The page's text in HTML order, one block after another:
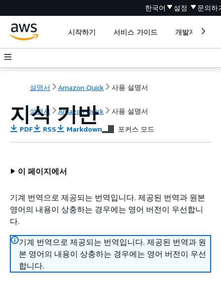
한국어 설정 문의하
시작하기 서비스 가이드 개발자 도구
설명서 Amazon Quick 사용 설명서
설명서 Amazon Quick 사용 설명서
지식 기반
PDF RSS Markdown 포커스 모드
이 페이지에서
기계 번역으로 제공되는 번역입니다. 제공된 번역과 원본
영어의 내용이 상충하는 경우에는 영어 버전이 우선합니
다.
기계 번역으로 제공되는 번역입니다. 제공된 번역과 원
본 영어의 내용이 상충하는 경우에는 영어 버전이 우선
합니다.